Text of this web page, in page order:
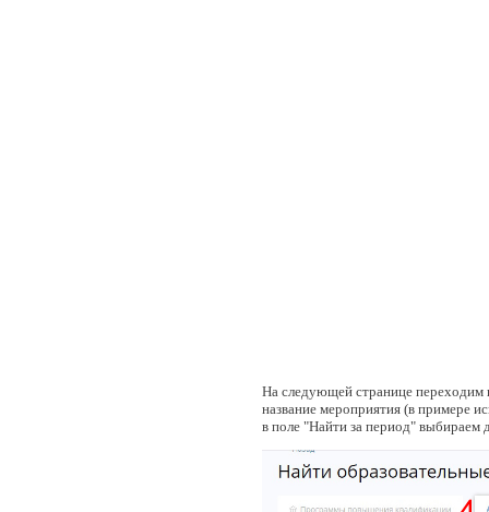
На следующей странице переходим
название мероприятия (в примере
в поле "Найти за период" выбираем